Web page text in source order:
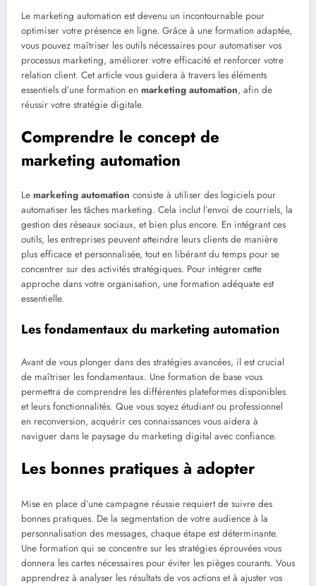
Le marketing automation est devenu un incontournable pour
optimiser votre présence en ligne. Grâce à une formation adaptée,
vous pouvez maîtriser les outils nécessaires pour automatiser vos
processus marketing, améliorer votre efficacité et renforcer votre
relation client. Cet article vous guidera à travers les éléments
essentiels d’une formation en marketing automation, afin de
réussir votre stratégie digitale.
Comprendre le concept de
marketing automation
Le marketing automation consiste à utiliser des logiciels pour
automatiser les tâches marketing. Cela inclut l’envoi de courriels, la
gestion des réseaux sociaux, et bien plus encore. En intégrant ces
outils, les entreprises peuvent atteindre leurs clients de manière
plus efficace et personnalisée, tout en libérant du temps pour se
concentrer sur des activités stratégiques. Pour intégrer cette
approche dans votre organisation, une formation adéquate est
essentielle.
Les fondamentaux du marketing automation
Avant de vous plonger dans des stratégies avancées, il est crucial
de maîtriser les fondamentaux. Une formation de base vous
permettra de comprendre les différentes plateformes disponibles
et leurs fonctionnalités. Que vous soyez étudiant ou professionnel
en reconversion, acquérir ces connaissances vous aidera à
naviguer dans le paysage du marketing digital avec confiance.
Les bonnes pratiques à adopter
Mise en place d’une campagne réussie requiert de suivre des
bonnes pratiques. De la segmentation de votre audience à la
personnalisation des messages, chaque étape est déterminante.
Une formation qui se concentre sur les stratégies éprouvées vous
donnera les cartes nécessaires pour éviter les pièges courants. Vous
apprendrez à analyser les résultats de vos actions et à ajuster vos